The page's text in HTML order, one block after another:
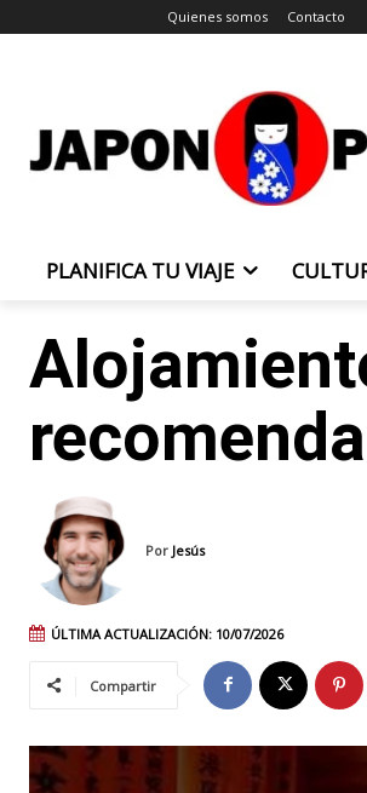
Quienes somos Contacto
PLANIFICA TU VIAJE
Por Jesús
ÚLTIMA ACTUALIZACIÓN: 10/07/2026
Compartir